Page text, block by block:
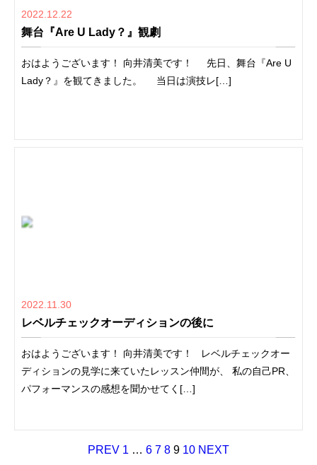
2022.12.22
舞台『Are U Lady？』観劇
おはようございます！ 向井清美です！ 先日、舞台『Are U
Lady？』を観てきました。 当日は演技レ[…]
2022.11.30
レベルチェックオーディションの後に
おはようございます！ 向井清美です！ レベルチェックオー
ディションの見学に来ていたレッスン仲間が、 私の自己PR、
パフォーマンスの感想を聞かせてく[…]
PREV 1 … 6 7 8 9 10 NEXT